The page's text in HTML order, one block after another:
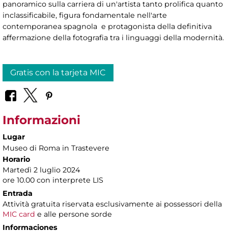
panoramico sulla carriera di un'artista tanto prolifica quanto
inclassificabile, figura fondamentale nell'arte
contemporanea spagnola e protagonista della definitiva
affermazione della fotografia tra i linguaggi della modernità.
Gratis con la tarjeta MIC
Informazioni
Lugar
Museo di Roma in Trastevere
Horario
Martedì 2 luglio 2024
ore 10.00 con interprete LIS
Entrada
Attività gratuita riservata esclusivamente ai possessori della
MIC card e alle persone sorde
Informaciones